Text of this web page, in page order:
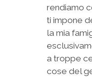
rendiamo
ti impone
la mia
a troppe
cose del